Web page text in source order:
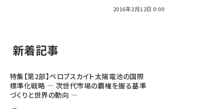
2016年2月12日 0:00
新着記事
特集【第2部】ペロブスカイト太陽電池の国際
標準化戦略 ― 次世代市場の覇権を握る基準
づくりと世界の動向 ―